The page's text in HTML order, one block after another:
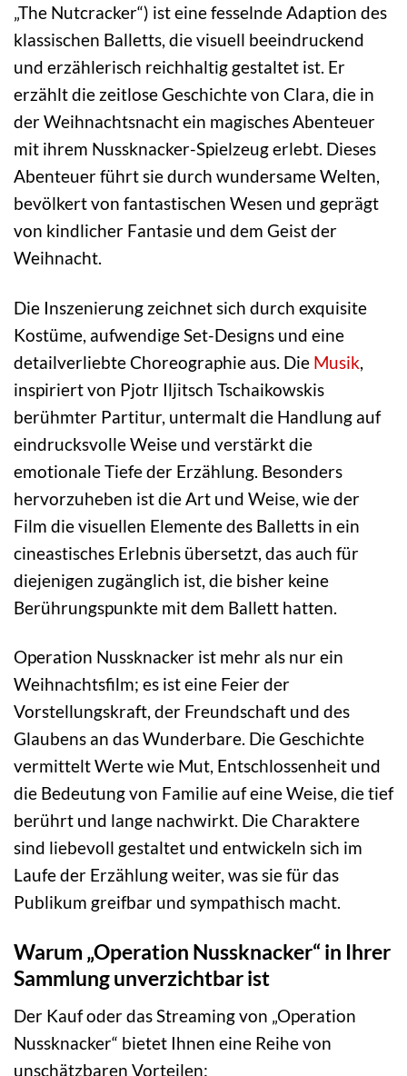
„The Nutcracker“) ist eine fesselnde Adaption des
klassischen Balletts, die visuell beeindruckend
und erzählerisch reichhaltig gestaltet ist. Er
erzählt die zeitlose Geschichte von Clara, die in
der Weihnachtsnacht ein magisches Abenteuer
mit ihrem Nussknacker-Spielzeug erlebt. Dieses
Abenteuer führt sie durch wundersame Welten,
bevölkert von fantastischen Wesen und geprägt
von kindlicher Fantasie und dem Geist der
Weihnacht.
Die Inszenierung zeichnet sich durch exquisite
Kostüme, aufwendige Set-Designs und eine
detailverliebte Choreographie aus. Die Musik
inspiriert von Pjotr Iljitsch Tschaikowskis
berühmter Partitur, untermalt die Handlung auf
eindrucksvolle Weise und verstärkt die
emotionale Tiefe der Erzählung. Besonders
hervorzuheben ist die Art und Weise, wie der
Film die visuellen Elemente des Balletts in ein
cineastisches Erlebnis übersetzt, das auch für
diejenigen zugänglich ist, die bisher keine
Berührungspunkte mit dem Ballett hatten.
Operation Nussknacker ist mehr als nur ein
Weihnachtsfilm; es ist eine Feier der
Vorstellungskraft, der Freundschaft und des
Glaubens an das Wunderbare. Die Geschichte
vermittelt Werte wie Mut, Entschlossenheit und
die Bedeutung von Familie auf eine Weise, die tief
berührt und lange nachwirkt. Die Charaktere
sind liebevoll gestaltet und entwickeln sich im
Laufe der Erzählung weiter, was sie für das
Publikum greifbar und sympathisch macht.
Warum „Operation Nussknacker“ in Ihrer
Sammlung unverzichtbar ist
Der Kauf oder das Streaming von „Operation
Nussknacker“ bietet Ihnen eine Reihe von
unschätzbaren Vorteilen: